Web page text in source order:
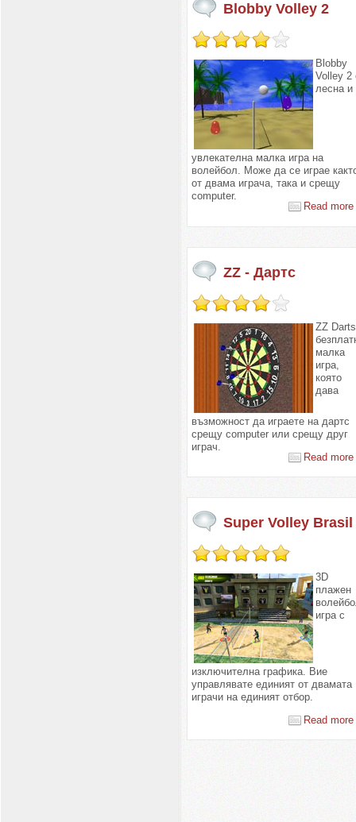
Blobby Volley 2
Blobby
Volley 2
лесна и
увлекателна малка игра на
волейбол. Може да се играе
от двама играча, така и срещу
computer.
Read
ZZ - Дартс
ZZ
малка
игра,
която
дава
възможност да играете на дартс
срещу computer или срещу друг
играч.
Read
Super Volley Brasil
3D
плажен
игра с
изключителна графика. Вие
управлявате единият от двамата
играчи на единият отбор.
Read